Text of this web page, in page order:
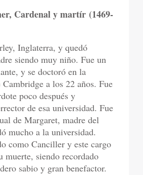
Cardenal y martír (1469-
Inglaterra, y quedó
siendo muy niño. Fue un
y se doctoró en la
a los 22 años. Fue
poco después y
de esa universidad. Fue
de Margaret, madre del
mucho a la universidad.
como Canciller y este cargo
muerte, siendo recordado
sabio y gran benefactor.